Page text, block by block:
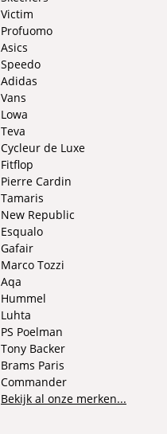
Victim
Profuomo
Asics
Speedo
Adidas
Vans
Lowa
Teva
Cycleur de Luxe
Fitflop
Pierre Cardin
Tamaris
New Republic
Esqualo
Gafair
Marco Tozzi
Aqa
Hummel
Luhta
PS Poelman
Tony Backer
Brams Paris
Commander
Bekijk al onze merken...